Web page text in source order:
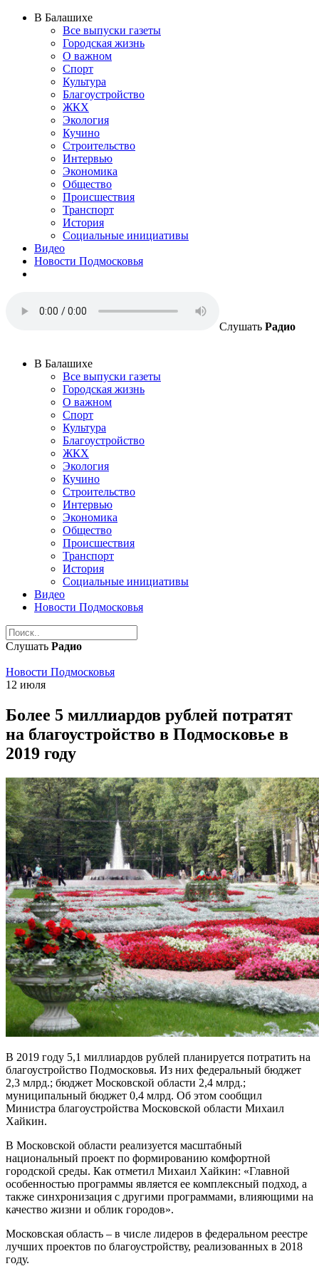
В Балашихе
Все выпуски газеты
Городская жизнь
О важном
Спорт
Культура
Благоустройство
ЖКХ
Экология
Кучино
Строительство
Интервью
Экономика
Общество
Происшествия
Транспорт
История
Социальные инициативы
Видео
Новости Подмосковья
Слушать Радио
В Балашихе
Все выпуски газеты
Городская жизнь
О важном
Спорт
Культура
Благоустройство
ЖКХ
Экология
Кучино
Строительство
Интервью
Экономика
Общество
Происшествия
Транспорт
История
Социальные инициативы
Видео
Новости Подмосковья
Слушать Радио
Новости Подмосковья
12 июля
Более 5 миллиардов рублей потратят
на благоустройство в Подмосковье в
2019 году
В 2019 году 5,1 миллиардов рублей планируется потратить на
благоустройство Подмосковья. Из них федеральный бюджет
2,3 млрд.; бюджет Московской области 2,4 млрд.;
муниципальный бюджет 0,4 млрд. Об этом сообщил
Министра благоустройства Московской области Михаил
Хайкин.
В Московской области реализуется масштабный
национальный проект по формированию комфортной
городской среды. Как отметил Михаил Хайкин: «Главной
особенностью программы является ее комплексный подход, а
также синхронизация с другими программами, влияющими на
качество жизни и облик городов».
Московская область – в числе лидеров в федеральном реестре
лучших проектов по благоустройству, реализованных в 2018
году.